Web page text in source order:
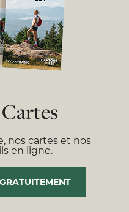
nos cartes et nos
en ligne.